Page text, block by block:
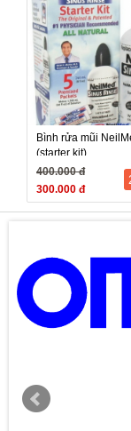
Bình rửa mũi
(starter kit)
400.000 đ
300.000 đ